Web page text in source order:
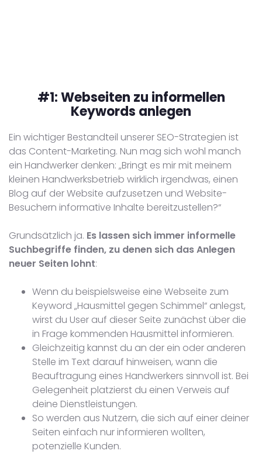
#1:Webseiten zu informellen
Keywords anlegen
Ein wichtiger Bestandteil unserer SEO-Strategien ist
das Content-Marketing. Nun mag sich wohl manch
ein Handwerker denken: „Bringt es mir mit meinem
kleinen Handwerksbetrieb wirklich irgendwas, einen
Blog auf der Website aufzusetzen und Website-
Besuchern informative Inhalte bereitzustellen?“
Grundsätzlich ja. Es lassen sich immer informelle
Suchbegriffe finden, zu denen sich das Anlegen
neuer Seiten lohnt:
Wenn du beispielsweise eine Webseite zum
Keyword „Hausmittel gegen Schimmel“ anlegst,
wirst du User auf dieser Seite zunächst über die
in Frage kommenden Hausmittel informieren.
Gleichzeitig kannst du an der ein oder anderen
Stelle im Text darauf hinweisen, wann die
Beauftragung eines Handwerkers sinnvoll ist. Bei
Gelegenheit platzierst du einen Verweis auf
deine Dienstleistungen.
So werden aus Nutzern, die sich auf einer deiner
Seiten einfach nur informieren wollten,
potenzielle Kunden.